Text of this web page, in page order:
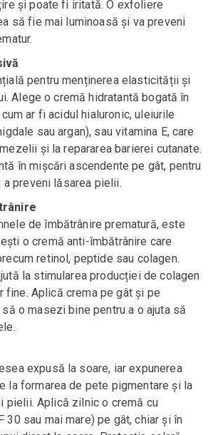
și poate fi iritată. O exfoliere
să fie mai luminoasă și va preveni
pentru menținerea elasticității și
Alege o cremă hidratantă bogată în
ar fi acidul hialuronic, uleiurile
sau argan), sau vitamina E, care
și la repararea barierei cutanate.
în mișcări ascendente pe gât, pentru
preveni lăsarea pielii.
de îmbătrânire prematură, este
o cremă anti-îmbătrânire care
retinol, peptide sau colagen.
la stimularea producției de colagen
fine. Aplică crema pe gât și pe
o masezi bine pentru a o ajuta să
expusă la soare, iar expunerea
la formarea de pete pigmentare și la
pielii. Aplică zilnic o cremă cu
30 sau mai mare) pe gât, chiar și în